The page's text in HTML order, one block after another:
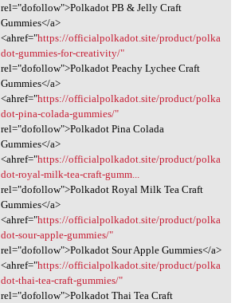
rel="dofollow">Polkadot PB & Jelly Craft
Gummies</a>
<ahref="https://officialpolkadot.site/product/polka
dot-gummies-for-creativity/"
rel="dofollow">Polkadot Peachy Lychee Craft
Gummies</a>
<ahref="https://officialpolkadot.site/product/polka
dot-pina-colada-gummies/"
rel="dofollow">Polkadot Pina Colada
Gummies</a>
<ahref="https://officialpolkadot.site/product/polka
dot-royal-milk-tea-craft-gumm...
rel="dofollow">Polkadot Royal Milk Tea Craft
Gummies</a>
<ahref="https://officialpolkadot.site/product/polka
dot-sour-apple-gummies/"
rel="dofollow">Polkadot Sour Apple Gummies</a>
<ahref="https://officialpolkadot.site/product/polka
dot-thai-tea-craft-gummies/"
rel="dofollow">Polkadot Thai Tea Craft